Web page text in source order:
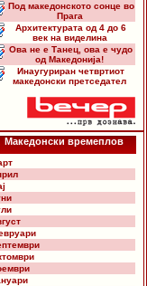
Под македонското сонце во
Прага
Архитектурата од 4 до 6
век на виделина
Ова не е Танец, ова е чудо
од Македонија!
Инаугуриран четвртиот
македонски претседател
Македонски времеплов